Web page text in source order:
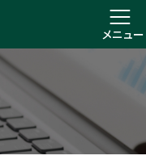
メニュー